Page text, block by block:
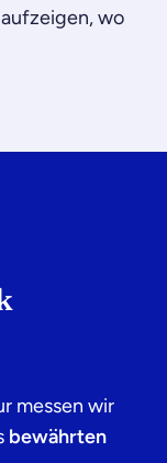
wo
messen wir
bewährten